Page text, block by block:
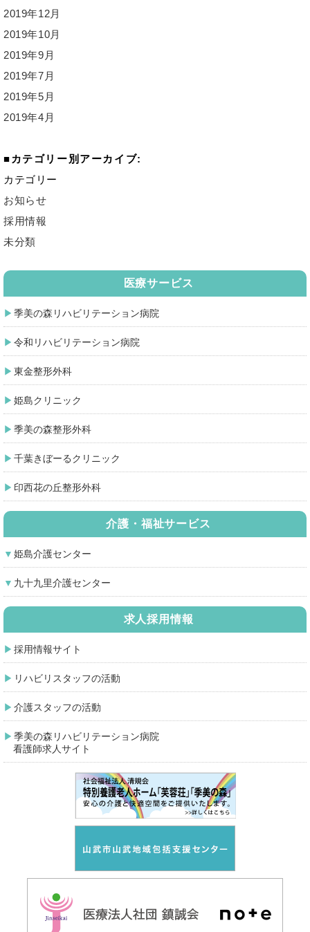
2019年12月
2019年10月
2019年9月
2019年7月
2019年5月
2019年4月
カテゴリー別アーカイブ:
カテゴリー
お知らせ
採用情報
未分類
医療サービス
季美の森リハビリテーション病院
令和リハビリテーション病院
東金整形外科
姫島クリニック
季美の森整形外科
千葉きぼーるクリニック
印西花の丘整形外科
介護・福祉サービス
姫島介護センター
九十九里介護センター
求人採用情報
採用情報サイト
リハビリスタッフの活動
介護スタッフの活動
季美の森リハビリテーション病院
看護師求人サイト